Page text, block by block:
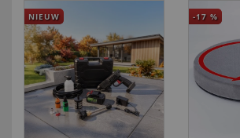
NIEUW -17 %